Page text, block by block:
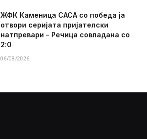
ЖФК Каменица САСА со победа ја
отвори серијата пријателски
натпревари – Речица совладана со
2:0
06/08/2026